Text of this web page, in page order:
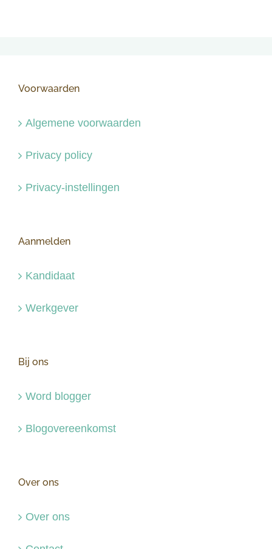
Voorwaarden
Algemene voorwaarden
Privacy policy
Privacy-instellingen
Aanmelden
Kandidaat
Werkgever
Bij ons
Word blogger
Blogovereenkomst
Over ons
Over ons